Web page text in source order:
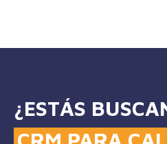
¿ESTÁS